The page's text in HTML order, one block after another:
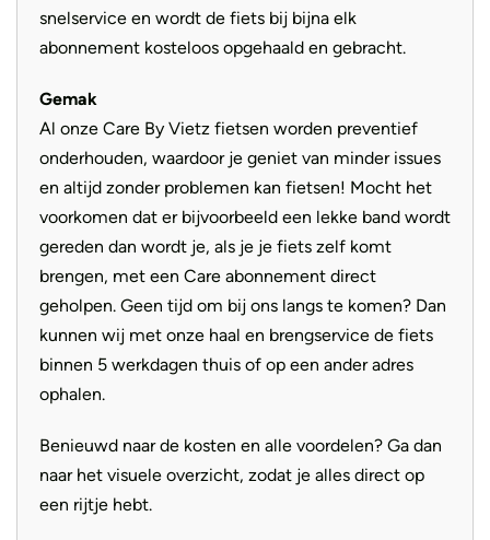
snelservice en wordt de fiets bij bijna elk
abonnement kosteloos opgehaald en gebracht.
Gemak
Al onze Care By Vietz fietsen worden preventief
onderhouden, waardoor je geniet van minder issues
en altijd zonder problemen kan fietsen! Mocht het
voorkomen dat er bijvoorbeeld een lekke band wordt
gereden dan wordt je, als je je fiets zelf komt
brengen, met een Care abonnement direct
geholpen. Geen tijd om bij ons langs te komen? Dan
kunnen wij met onze haal en brengservice de fiets
binnen 5 werkdagen thuis of op een ander adres
ophalen.
Benieuwd naar de kosten en alle voordelen? Ga dan
naar het visuele overzicht, zodat je alles direct op
een rijtje hebt.